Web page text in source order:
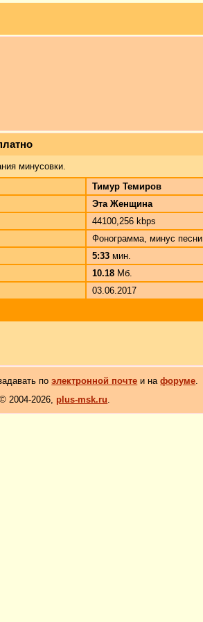
минусовки.
Тимур Темиров
Эта Женщина
44100,256 kbps
Фонограмма, минус песни
5:33 мин.
10.18 Мб.
03.06.2017
поэлектронной почте и нафоруме.
© 2004-2026, plus-msk.ru.